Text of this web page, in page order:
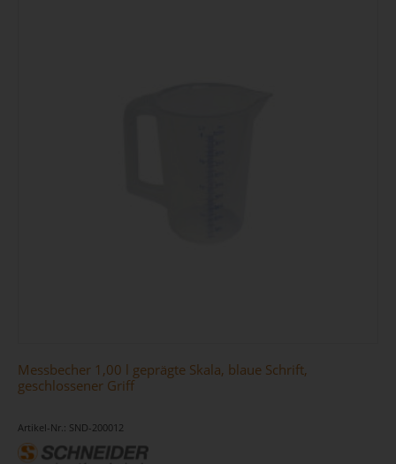
Messbecher 1,00 l geprägte Skala, blaue Schrift,
geschlossener Griff
Artikel-Nr.: SND-200012